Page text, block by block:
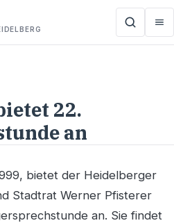
22.
an
bietet der Heidelberger
Stadtrat Werner Pfisterer
an. Sie findet